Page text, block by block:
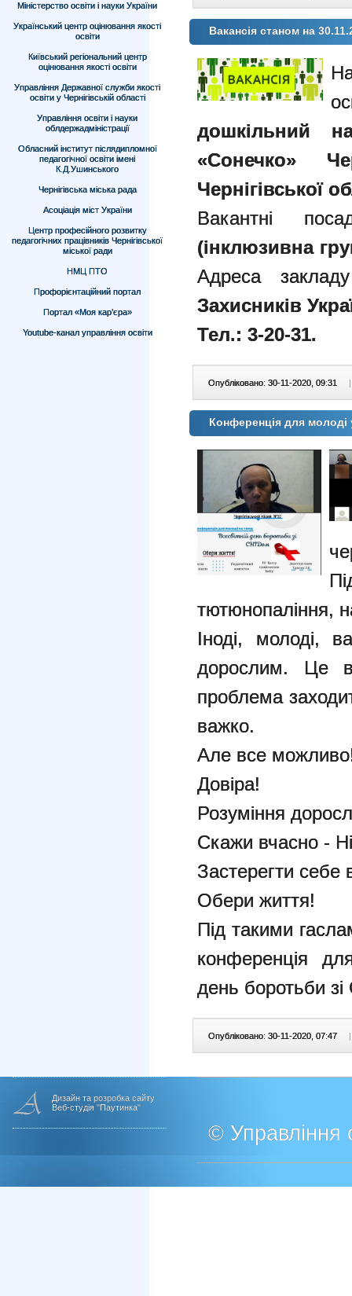
Міністерство освіти і науки України
Український центр оцінювання якості
освіти
Київський регіональний центр
оцінювання якості освіти
Управління Державної служби якості
освіти у Чернігівській області
Управління освіти і науки
облдержадміністрації
Обласний інститут післядипломної
педагогічної освіти імені
К.Д.Ушинського
Чернігівська міська рада
Асоціація міст України
Центр професійного розвитку
педагогічних працівників Чернігівської
міської ради
НМЦ ПТО
Профорієнтаційний портал
Портал «Моя кар’єра»
Youtube-канал управління освіти
Вакансія станом на
дошкільний
«Сонечко»
Чернігівської
Вакантні
Адреса
Захисників
Тел.: 3-20-31.
Опубліковано: 30-11-2020, 09:31 |
Конференція для молоді
тютюнопаління,
Іноді, молоді,
дорослим. Це
проблема
важко.
Але все
Довіра!
Розуміння
Скажи вчасно -
Застерегти себе
Обери життя!
Під такими
конференція
день боротьби
Опубліковано: 30-11-2020, 07:47 |
Дизайн та розробка сайту
Веб-студія "Паутинка"
© Управління